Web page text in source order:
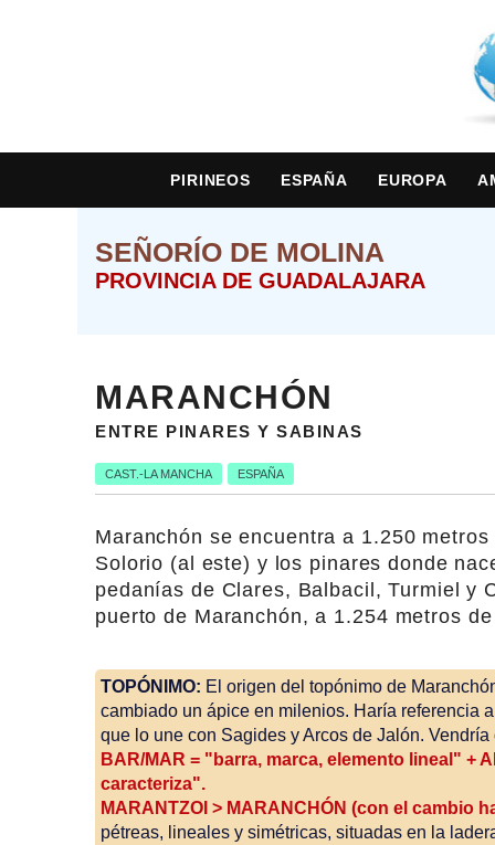
PIRINEOS ESPAÑA EUROPA
SEÑORÍO DE MOLINA
PROVINCIA DE GUADALAJARA
MARANCHÓN
ENTRE PINARES Y SABINAS
CAST.-LA MANCHA ESPAÑA
Maranchón se encuentra a 1.250
Solorio (al este) y los pinares donde
pedanías de Clares, Balbacil, Turmiel y
puerto de Maranchón, a 1.254 metros
TOPÓNIMO: El origen del topónimo de
cambiado un ápice en milenios. Haría referencia
que lo une con Sagides y Arcos de Jalón. Vendría
BAR/MAR = "barra, marca, elemento lineal" +
caracteriza".
MARANTZOI > MARANCHÓN (con el cambio
pétreas, lineales y simétricas, situadas en la